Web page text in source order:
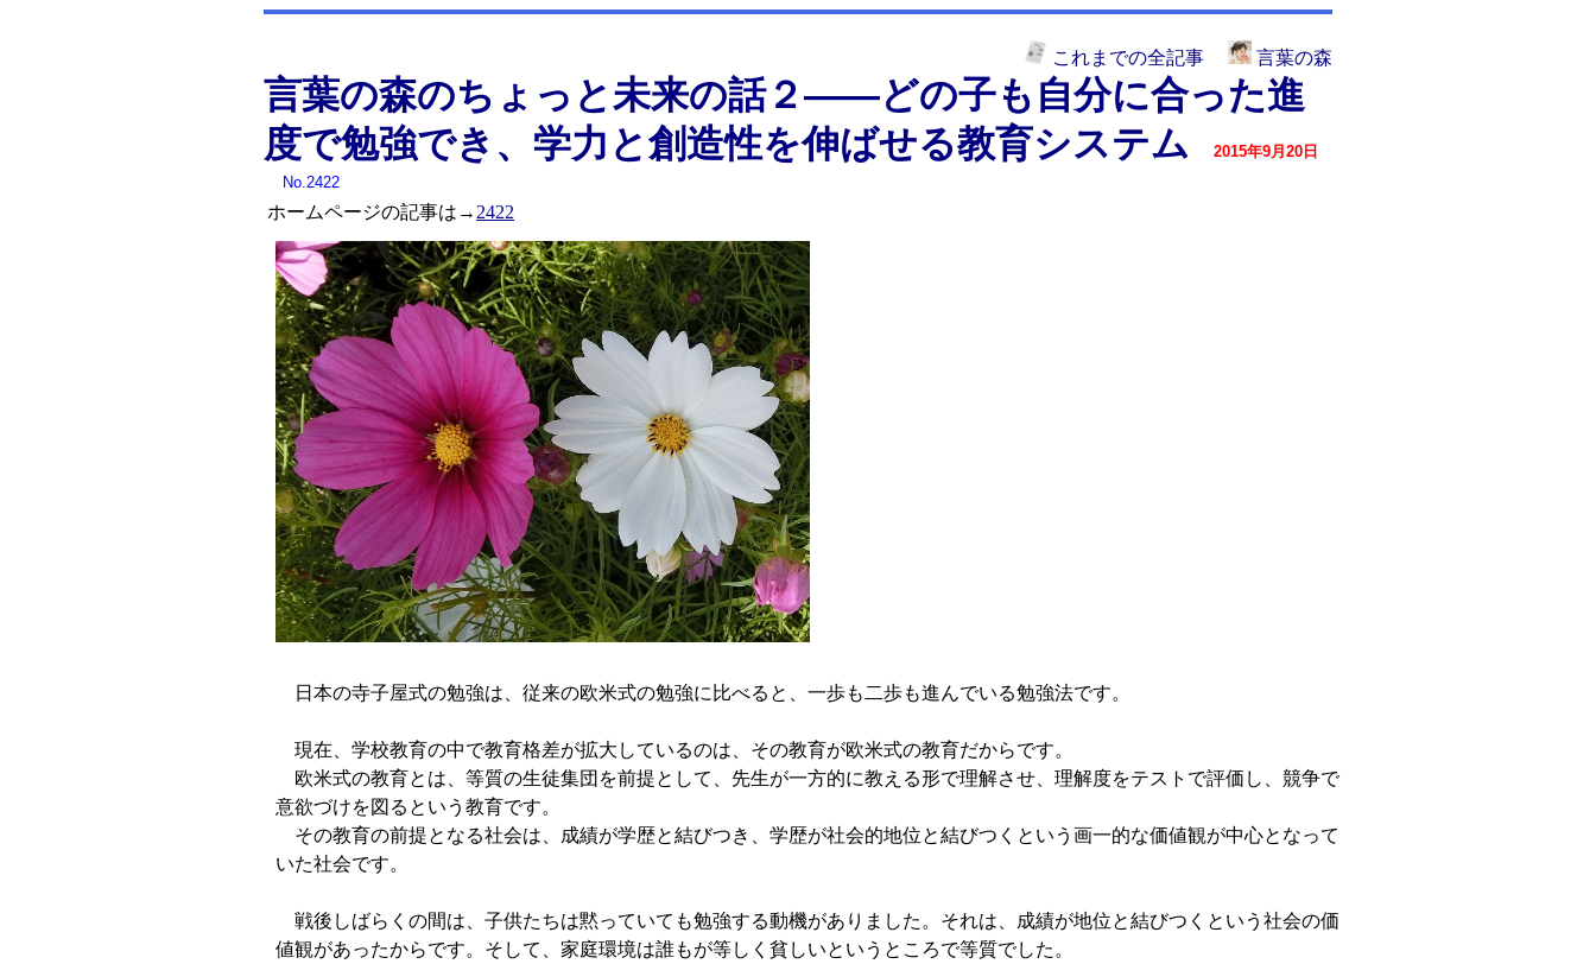
これまでの全記事 言葉の森
言葉の森のちょっと未来の話２――どの子も自分に合った進
度で勉強でき、学力と創造性を伸ばせる教育システム
2015年9月20日
No.2422
ホームページの記事は→ 2422
日本の寺子屋式の勉強は、従来の欧米式の勉強に比べると、一歩も二歩も進んでいる勉強法です。
現在、学校教育の中で教育格差が拡大しているのは、その教育が欧米式の教育だからです。
欧米式の教育とは、等質の生徒集団を前提として、先生が一方的に教える形で理解させ、理解度をテストで評価し、競争で
意欲づけを図るという教育です。
その教育の前提となる社会は、成績が学歴と結びつき、学歴が社会的地位と結びつくという画一的な価値観が中心となって
いた社会です。
戦後しばらくの間は、子供たちは黙っていても勉強する動機がありました。それは、成績が地位と結びつくという社会の価
値観があったからです。そして、家庭環境は誰もが等しく貧しいというところで等質でした。